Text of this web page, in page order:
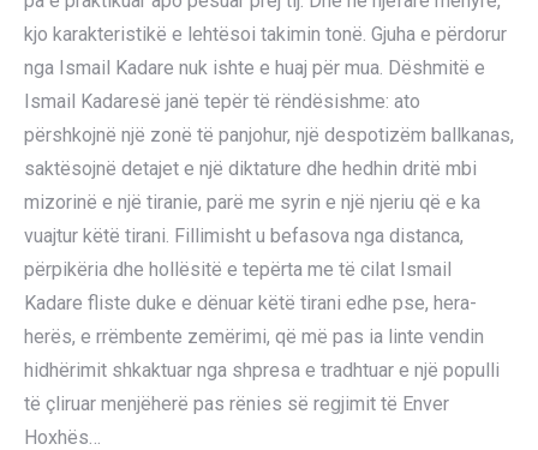
kjo karakteristikë e lehtësoi takimin tonë. Gjuha e përdorur
nga Ismail Kadare nuk ishte e huaj për mua. Dëshmitë e
Ismail Kadaresë janë tepër të rëndësishme: ato
përshkojnë një zonë të panjohur, një despotizëm ballkanas,
saktësojnë detajet e një diktature dhe hedhin dritë mbi
mizorinë e një tiranie, parë me syrin e një njeriu që e ka
vuajtur këtë tirani. Fillimisht u befasova nga distanca,
përpikëria dhe hollësitë e tepërta me të cilat Ismail
Kadare fliste duke e dënuar këtë tirani edhe pse, hera-
herës, e rrëmbente zemërimi, që më pas ia linte vendin
hidhërimit shkaktuar nga shpresa e tradhtuar e një populli
të çliruar menjëherë pas rënies së regjimit të Enver
Hoxhës…